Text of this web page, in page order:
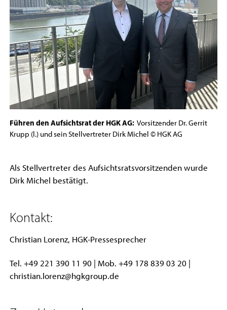
Führen den Aufsichtsrat der HGK AG: Vorsitzender Dr. Gerrit
Krupp (l.) und sein Stellvertreter Dirk Michel © HGK AG
Als Stellvertreter des Aufsichtsratsvorsitzenden wurde
Dirk Michel bestätigt.
Kontakt:
Christian Lorenz, HGK-Pressesprecher
Tel. +49 221 390 11 90 | Mob. +49 178 839 03 20 |
christian.lorenz@hgkgroup.de